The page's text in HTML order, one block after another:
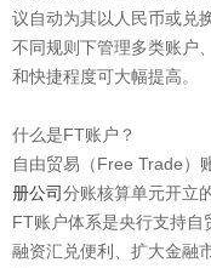
议自动为其以人民币或兑
不同规则下管理多类账户
和快捷程度可大幅提高。
什么是FT账户？
自由贸易（Free Trade）
册公司分账核算单元开立
FT账户体系是央行支持自
融资汇兑便利、扩大金融